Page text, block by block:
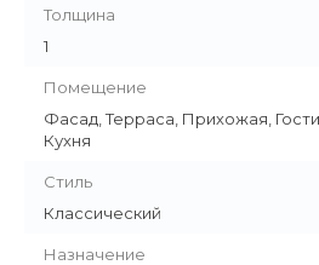
Толщина
1
Помещение
Фасад, Терраса, Прихожая,
Кухня
Стиль
Классический
Назначение